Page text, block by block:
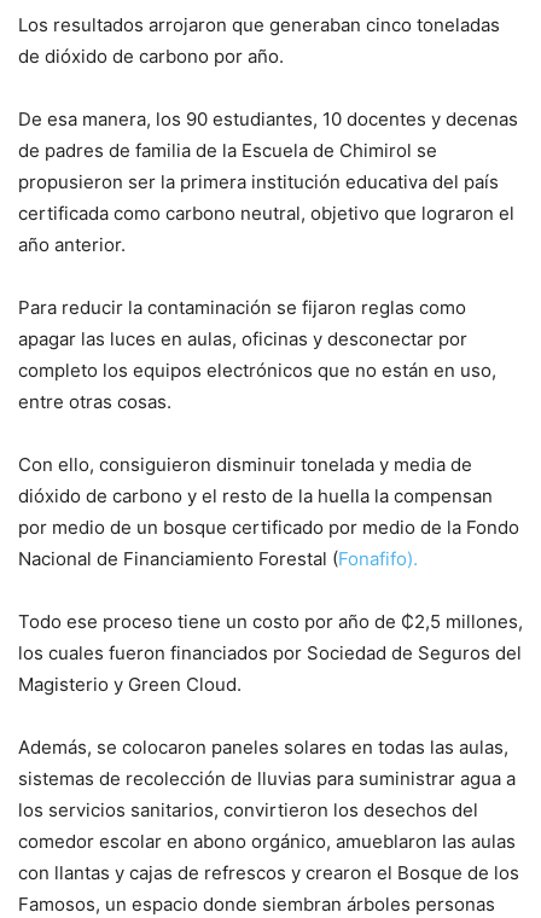
Los resultados arrojaron que generaban cinco toneladas
de dióxido de carbono por año.
De esa manera, los 90 estudiantes, 10 docentes y decenas
de padres de familia de la Escuela de Chimirol se
propusieron ser la primera institución educativa del país
certificada como carbono neutral, objetivo que lograron el
año anterior.
Para reducir la contaminación se fijaron reglas como
apagar las luces en aulas, oficinas y desconectar por
completo los equipos electrónicos que no están en uso,
entre otras cosas.
Con ello, consiguieron disminuir tonelada y media de
dióxido de carbono y el resto de la huella la compensan
por medio de un bosque certificado por medio de la Fondo
Nacional de Financiamiento Forestal (Fonafifo).
Todo ese proceso tiene un costo por año de ₵2,5 millones,
los cuales fueron financiados por Sociedad de Seguros del
Magisterio y Green Cloud.
Además, se colocaron paneles solares en todas las aulas,
sistemas de recolección de lluvias para suministrar agua a
los servicios sanitarios, convirtieron los desechos del
comedor escolar en abono orgánico, amueblaron las aulas
con llantas y cajas de refrescos y crearon el Bosque de los
Famosos, un espacio donde siembran árboles personas